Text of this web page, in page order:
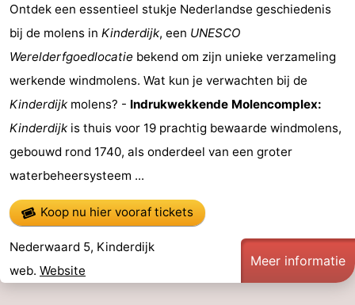
Soleil
Zien
doen
-
Monumenten
-
-
Ontdek een essentieel stukje Nederlandse geschiedenis
bij de molens in Kinderdijk, een UNESCO
Werelderfgoedlocatie bekend om zijn unieke verzameling
werkende windmolens. Wat kun je verwachten bij de
Kinderdijk molens? - Indrukwekkende Molencomplex:
Kinderdijk is thuis voor 19 prachtig bewaarde windmolens,
gebouwd rond 1740, als onderdeel van een groter
waterbeheersysteem ...
Koop nu hier vooraf tickets
Nederwaard 5, Kinderdijk
web. Website
Meer informatie